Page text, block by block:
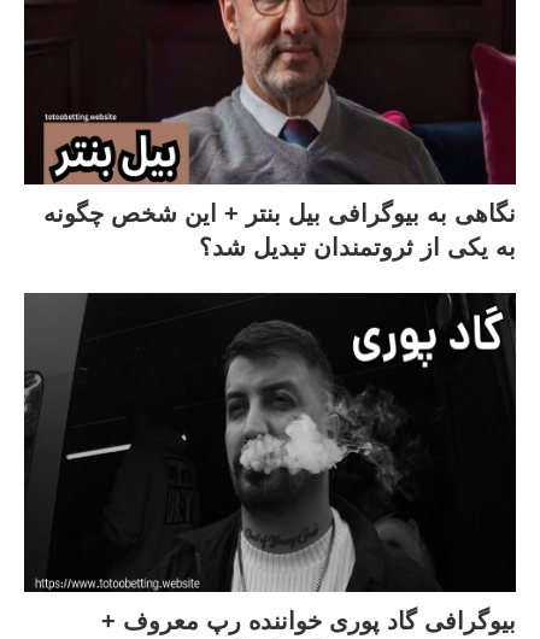
نگاهی به بیوگرافی بیل بنتر + این شخص چگونه
به یکی از ثروتمندان تبدیل شد؟
بیوگرافی گاد پوری خواننده رپ معروف +